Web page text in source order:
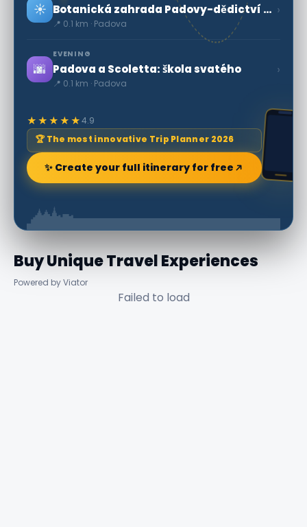
☀️ Botanická zahrada Padovy-dědictví Unesco
📍 0.1 km · Padova
›
🌆
EVENING
Padova a Scoletta: škola svatého
📍 0.1 km · Padova
›
★★★★★4.9
🏆 The most innovative Trip Planner 2026
✨ Create your full itinerary for free
Buy Unique Travel Experiences
Powered by Viator
Failed to load